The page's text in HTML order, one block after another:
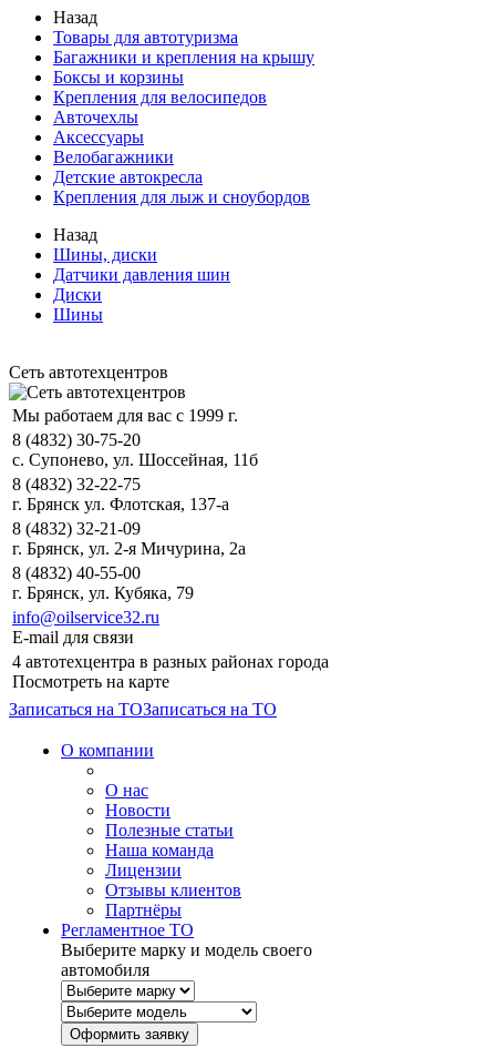
Назад
Товары для автотуризма
Багажники и крепления на крышу
Боксы и корзины
Крепления для велосипедов
Авточехлы
Аксессуары
Велобагажники
Детские автокресла
Крепления для лыж и сноубордов
Назад
Шины, диски
Датчики давления шин
Диски
Шины
Сеть автотехцентров
Мы работаем для вас с 1999 г.
8 (4832) 30-75-20
с. Супонево, ул. Шоссейная, 11б
8 (4832) 32-22-75
г. Брянск ул. Флотская, 137-а
8 (4832) 32-21-09
г. Брянск, ул. 2-я Мичурина, 2а
8 (4832) 40-55-00
г. Брянск, ул. Кубяка, 79
info@oilservice32.ru
E-mail для связи
4 автотехцентра в разных районах города
Посмотреть на карте
Записаться на ТОЗаписаться на ТО
О компании
О нас
Новости
Полезные статьи
Наша команда
Лицензии
Отзывы клиентов
Партнёры
Регламентное ТО
Выберите марку и модель своего
автомобиля